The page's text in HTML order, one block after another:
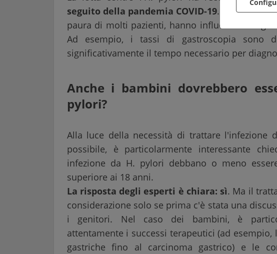
seguito della pandemia COVID-19. I blocchi e
paura di molti pazienti, hanno influenzato la
Ad esempio, i tassi di gastroscopia sono
significativamente il tempo necessario per
Anche i bambini dovrebbero
pylori?
Alla luce della necessità di trattare l'infezione
possibile, è particolarmente interessante
infezione da H. pylori debbano o meno
superiore ai 18 anni.
La risposta degli esperti è chiara: sì. Ma il
considerazione solo se prima c'è stata una
i genitori. Nel caso dei bambini, è
attentamente i successi terapeutici (ad
gastriche fino al carcinoma gastrico) e le